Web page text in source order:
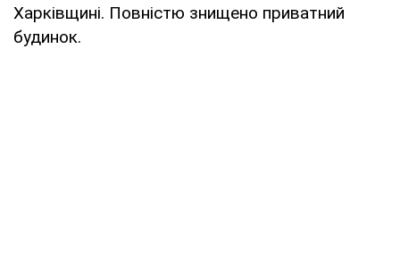
Харківщині. Повністю знищено приватний
будинок.